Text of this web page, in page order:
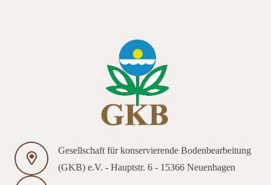
Gesellschaft für konservierende Bodenbearbeitung
(GKB) e.V. - Hauptstr. 6 - 15366 Neuenhagen